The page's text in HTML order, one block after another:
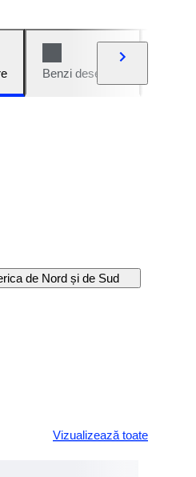
Benzi desenate
de Nord și de Sud
Vizualizează toate